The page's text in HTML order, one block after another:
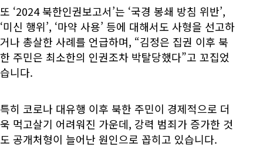
또 ‘2024 북한인권보고서’는 ‘국경 봉쇄 방침 위반’,
‘미신 행위’, ‘마약 사용’ 등에 대해서도 사형을 선고하
거나 총살한 사례를 언급하며, “김정은 집권 이후 북
한 주민은 최소한의 인권조차 박탈당했다”고 꼬집었
습니다.
특히 코로나 대유행 이후 북한 주민이 경제적으로 더
욱 먹고살기 어려워진 가운데, 강력 범죄가 증가한 것
도 공개처형이 늘어난 원인으로 꼽히고 있습니다.